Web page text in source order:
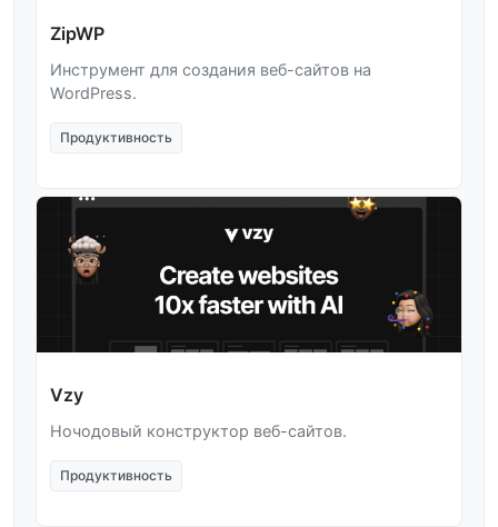
ZipWP
Инструмент для создания веб-сайтов на
WordPress.
Продуктивность
Vzy
Ночодовый конструктор веб-сайтов.
Продуктивность